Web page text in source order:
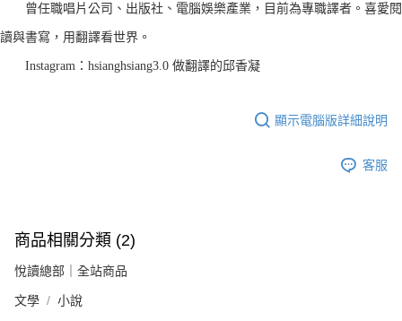
曾任職唱片公司、出版社、電腦娛樂產業，目前為專職譯者。喜愛閱
讀與書寫，用翻譯看世界。
Instagram：hsianghsiang3.0 做翻譯的邱香凝
顯示電腦版詳細說明
客服
商品相關分類 (2)
悅讀總部｜全站商品
文學 小說